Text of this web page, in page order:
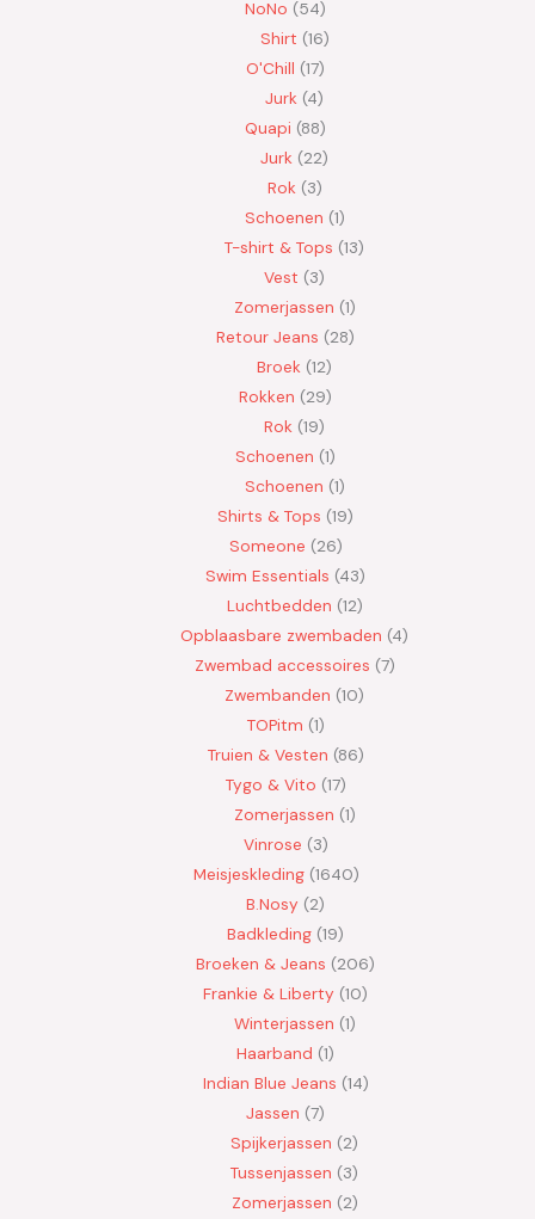
NoNo
54
Shirt 16
O'Chill 17
Jurk 4
Quapi 88
Jurk
22
Rok 3
Schoenen 1
T-shirt & Tops 13
Vest
3
Zomerjassen 1
Retour Jeans
28
Broek 12
Rokken
29
Rok 19
Schoenen 1
Schoenen 1
Shirts & Tops 19
Someone 26
Swim Essentials 43
Luchtbedden 12
Opblaasbare zwembaden 4
Zwembad accessoires 7
Zwembanden 10
TOPitm 1
Truien & Vesten 86
Tygo & Vito 17
Zomerjassen 1
Vinrose 3
Meisjeskleding 1640
B.Nosy
2
Badkleding 19
Broeken & Jeans
206
Frankie & Liberty 10
Winterjassen 1
Haarband 1
Indian Blue Jeans 14
Jassen 7
Spijkerjassen
2
Tussenjassen
3
Zomerjassen 2